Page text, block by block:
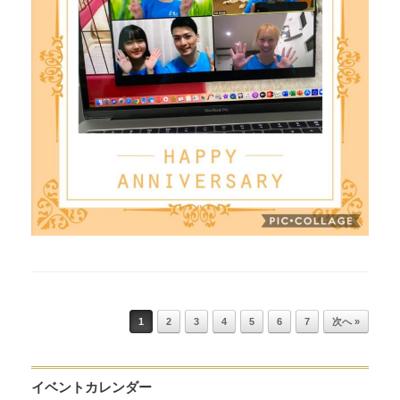
1 2 3 4 5 6 7 次へ »
イベントカレンダー